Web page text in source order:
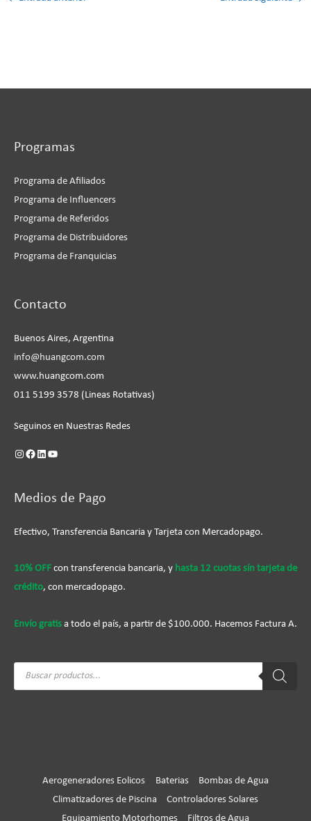
Programas
Programa de Afiliados
Programa de Influencers
Programa de Referidos
Programa de Distribuidores
Programa de Franquicias
Contacto
Buenos Aires, Argentina
info@huangcom.com
www.huangcom.com
011 5199 3578 (Lineas Rotativas)
Seguinos en Nuestras Redes
Medios de Pago
Efectivo, Transferencia Bancaria y Tarjeta con Mercadopago.
10% OFF con transferencia bancaria, y hasta 12 cuotas sín tarjeta de
crédito, con mercadopago.
Envío gratis a todo el país, a partir de $100.000. Hacemos Factura A.
Búsqueda
Aerogeneradores Eolicos Baterias
Bombas de Agua
Climatizadores de Piscina
Controladores Solares
Equipamiento Motorhomes
Filtros de Agua